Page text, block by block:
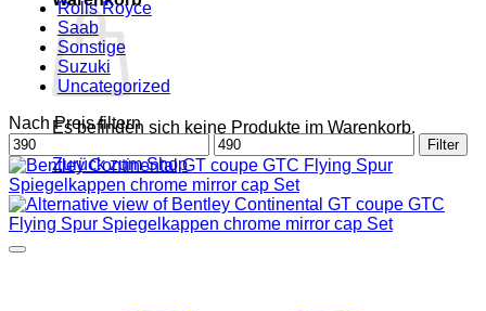
Es befinden sich keine Produkte im Warenkorb.
Zurück zum Shop
Rolls Royce
Saab
Sonstige
Suzuki
Uncategorized
Nach Preis filtern
Min.
Preis
Max.
Preis
Filter